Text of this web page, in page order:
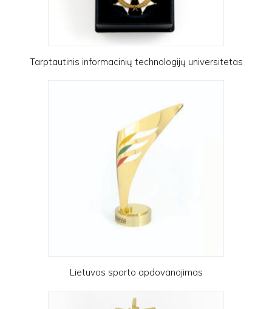
Tarptautinis informacinių technologijų universitetas
Lietuvos sporto apdovanojimas